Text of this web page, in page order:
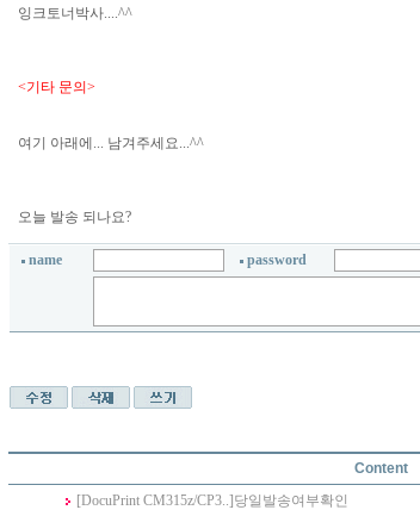
잉크토너박사....^^
<기타 문의>
여기 아래에... 남겨주세요...^^
오늘 발송 되나요?
name password
Content
[DocuPrint CM315z/CP3..] 당일발송여부확인